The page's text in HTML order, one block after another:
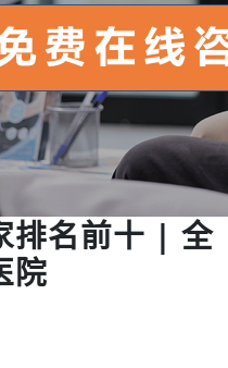
排名前十 | 全
院